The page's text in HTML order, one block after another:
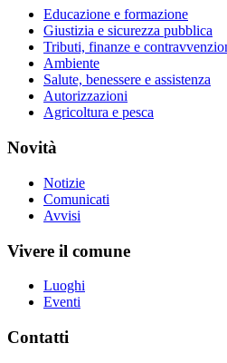
Educazione e formazione
Giustizia e sicurezza pubblica
Tributi, finanze e
Ambiente
Salute, benessere e assistenza
Autorizzazioni
Agricoltura e pesca
Novità
Notizie
Comunicati
Avvisi
Vivere il comune
Luoghi
Eventi
Contatti